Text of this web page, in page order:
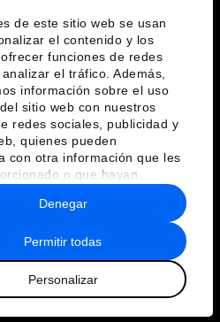
de este sitio web se usan
el contenido y los
funciones de redes
el tráfico. Además,
información sobre el uso
sitio web con nuestros
redes sociales, publicidad y
quienes pueden
con otra información que les
o que hayan
a partir del uso que haya
servicios.
Permitir todas
Personalizar
Denegar
y normas de uso
Sitemap
Económico Mundial